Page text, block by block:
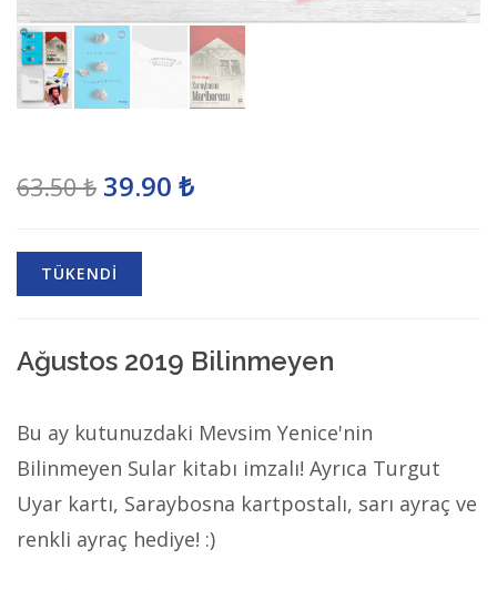
63.50 ₺ 39.90 ₺
TÜKENDİ
Ağustos 2019 Bilinmeyen
Bu ay kutunuzdaki Mevsim Yenice'nin
Bilinmeyen Sular kitabı imzalı! Ayrıca Turgut
Uyar kartı, Saraybosna kartpostalı, sarı ayraç ve
renkli ayraç hediye! :)